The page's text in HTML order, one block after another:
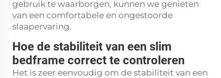
gebruik te waarborgen, kunnen we genieten
van een comfortabele en ongestoorde
slaapervaring.
Hoe de stabiliteit van een slim
bedframe correct te controleren
Het is zeer eenvoudig om de stabiliteit van een